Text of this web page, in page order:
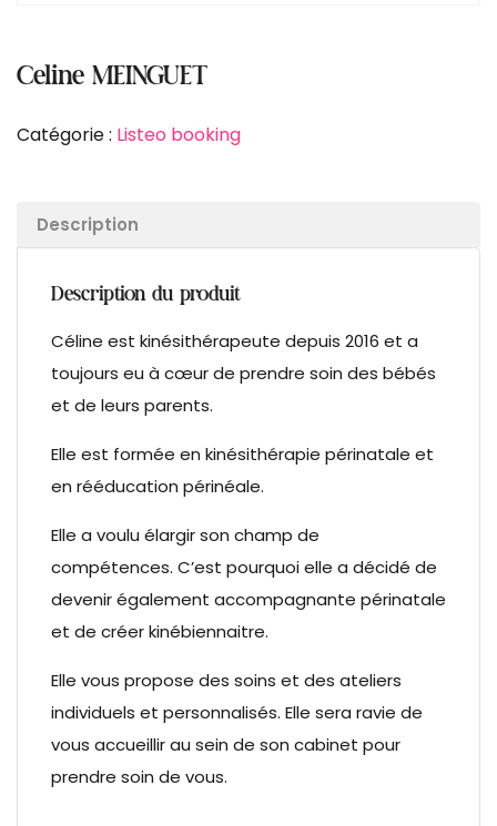
Celine MEINGUET
Catégorie : Listeo booking
Description
Description du produit
Céline est kinésithérapeute depuis 2016 et a
toujours eu à cœur de prendre soin des bébés
et de leurs parents.
Elle est formée en kinésithérapie périnatale et
en rééducation périnéale.
Elle a voulu élargir son champ de
compétences. C’est pourquoi elle a décidé de
devenir également accompagnante périnatale
et de créer kinébiennaitre.
Elle vous propose des soins et des ateliers
individuels et personnalisés. Elle sera ravie de
vous accueillir au sein de son cabinet pour
prendre soin de vous.